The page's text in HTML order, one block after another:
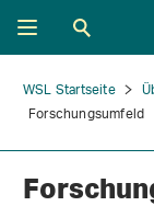
WSL Startseite
Forschungsumfeld